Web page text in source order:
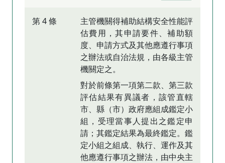
第 4 條
主管機關得補助結構安全性能評
估費用，其申請要件、補助額
度、申請方式及其他應遵行事項
之辦法或自治法規，由各級主管
機關定之。
對於前條第一項第二款、第三款
評估結果有異議者，該管直轄
市、縣（市）政府應組成鑑定小
組，受理當事人提出之鑑定申
請；其鑑定結果為最終鑑定。鑑
定小組之組成、執行、運作及其
他應遵行事項之辦法，由中央主